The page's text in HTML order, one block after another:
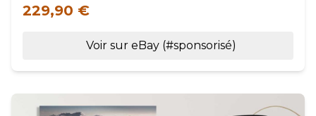
229,90 €
Voir sur eBay (#sponsorisé)